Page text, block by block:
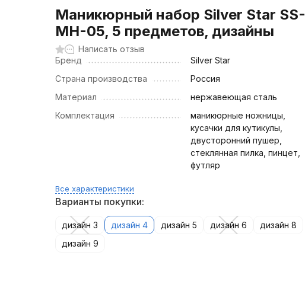
Маникюрный набор Silver Star SS-
MH-05, 5 предметов, дизайны
Написать отзыв
Бренд
Silver Star
Страна производства
Россия
Материал
нержавеющая сталь
Комплектация
маникюрные ножницы,
кусачки для кутикулы,
двусторонний пушер,
стеклянная пилка, пинцет,
футляр
Все характеристики
Варианты покупки:
дизайн 3 дизайн 4 дизайн 5 дизайн 6
дизайн 8
дизайн 9